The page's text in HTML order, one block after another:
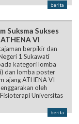
berita
Suksma Sukses
VI
berpikir dan
1 Sukawati
kategori lomba
dan lomba poster
ajang ATHENA VI
oleh
Universitas
berita